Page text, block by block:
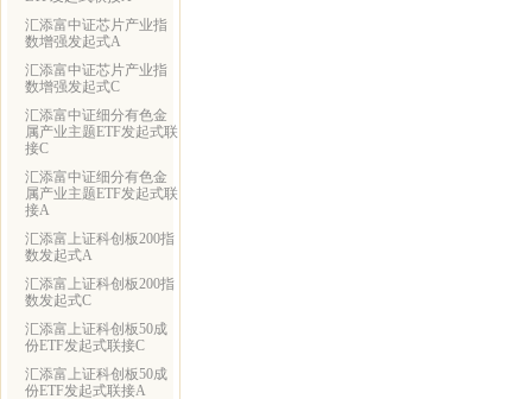
汇添富中证芯片产业指
数增强发起式A
汇添富中证芯片产业指
数增强发起式C
汇添富中证细分有色金
属产业主题ETF发起式联
接C
汇添富中证细分有色金
属产业主题ETF发起式联
接A
汇添富上证科创板200指
数发起式A
汇添富上证科创板200指
数发起式C
汇添富上证科创板50成
份ETF发起式联接C
汇添富上证科创板50成
份ETF发起式联接A